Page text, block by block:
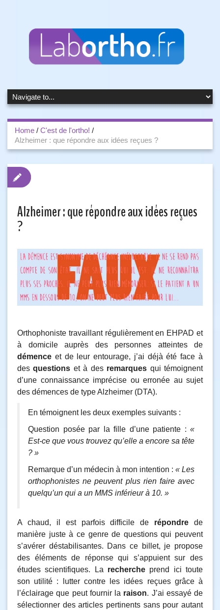
Home / C'est de l'ortho! /
Alzheimer : que répondre aux idées reçues ?
Alzheimer : que répondre aux idées reçues
?
Orthophoniste travaillant régulièrement en EHPAD et
à domicile auprès des personnes atteintes de
démence et de leur entourage, j’ai déjà été face à
desquestions et à des remarques qui témoignent
d’une connaissance imprécise ou erronée au sujet
des démences de type Alzheimer (DTA).
En témoignent les deux exemples suivants :
Question posée par la fille d’une patiente : «
Est-ce que vous trouvez qu’elle a encore sa tête
? »
Remarque d’un médecin à mon intention : « Les
orthophonistes ne peuvent plus rien faire avec
quelqu’un qui a un MMS inférieur à 10. »
A chaud, il est parfois difficile de répondre de
manière juste à ce genre de questions qui peuvent
s’avérer déstabilisantes. Dans ce billet, je propose
des éléments de réponse qui s’appuient sur des
études scientifiques. La recherche prend ici toute
son utilité : lutter contre les idées reçues grâce à
l’éclairage que peut fournir la raison. J’ai essayé de
sélectionner des articles pertinents sans pour autant